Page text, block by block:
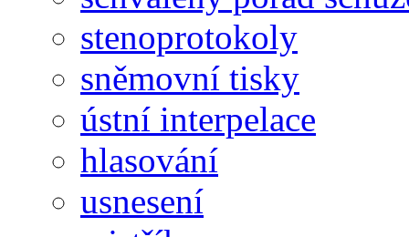
stenoprotokoly
sněmovní tisky
ústní interpelace
hlasování
usnesení